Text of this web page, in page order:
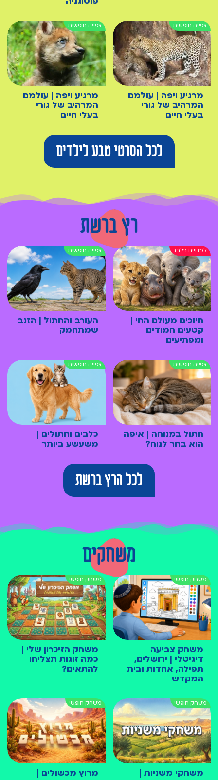
מרגיע ויפה | עולמם
המרהיב של גורי
בעלי חיים
מרגיע ויפה | עולמם
המרהיב של גורי
בעלי חיים
לכל הסרטי טבע לילדים
רץ ברשת
חיוכים מעולם החי |
קטעים חמודים
ומפתיעים
העורב והחתול | הזנב
שמתחמק
חתול במנוחה | איפה
הוא בחר לנוח?
כלבים וחתולים |
משעשע ביותר
לכל הרץ ברשת
משחקים
משחק צביעה
דיגיטלי | ירושלים,
תפילה, אחדות ובית
המקדש
משחק הזיכרון שלי |
כמה זוגות תצליחו
להתאים?
משחקי משניות |
מרוץ מכשולים |